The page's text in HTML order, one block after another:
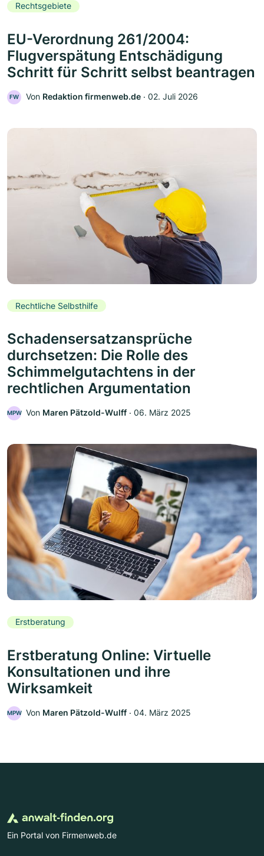
Rechtsgebiete
EU-Verordnung 261/2004:
Flugverspätung Entschädigung
Schritt für Schritt selbst beantragen
FW Von Redaktion firmenweb.de ‧ 02. Juli 2026
Rechtliche Selbsthilfe
Schadensersatzansprüche
durchsetzen: Die Rolle des
Schimmelgutachtens in der
rechtlichen Argumentation
MPW Von Maren Pätzold-Wulff ‧ 06. März 2025
Erstberatung
Erstberatung Online: Virtuelle
Konsultationen und ihre
Wirksamkeit
MPW Von Maren Pätzold-Wulff ‧ 04. März 2025
Ein Portal von Firmenweb.de